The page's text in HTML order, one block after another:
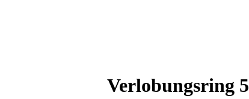
Verlobungsring